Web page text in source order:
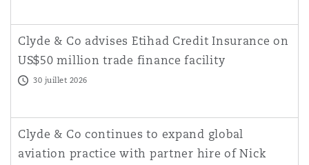
Réassurance
Francisco
Clyde & Co advises Etihad Credit Insurance on
US$50 million trade finance facility
30 juillet 2026
Clyde & Co continues to expand global
aviation practice with partner hire of Nick